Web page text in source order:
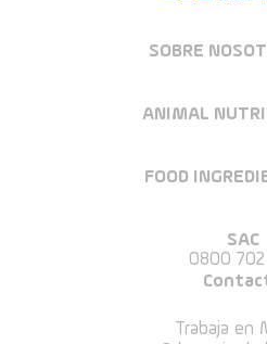
SOBRE
ANIMAL
FOOD
SAC
0800 702
Trabaja en